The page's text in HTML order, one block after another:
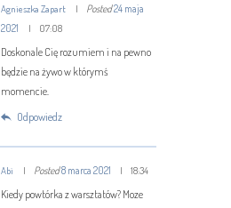
Agnieszka Zapart Posted24 maja
2021
07:08
Doskonale Cię rozumiem i na pewno
będzie na żywo w którymś
momencie.
Odpowiedz
Abi Posted8 marca 2021 18:34
Kiedy powtórka z warsztatów? Moze